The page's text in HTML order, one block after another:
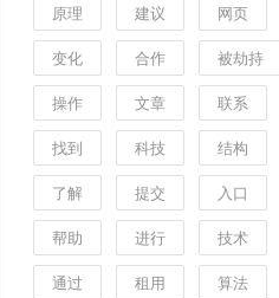
原理 建议 网页
变化 合作 被劫持
操作 文章 联系
找到 科技 结构
了解 提交 入口
帮助 进行 技术
通过 租用 算法